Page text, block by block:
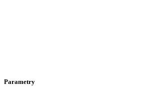
Parametry